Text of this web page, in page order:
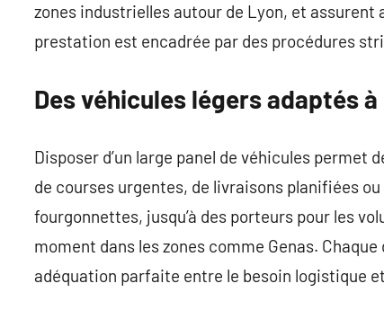
zones industrielles autour de Lyon, et assurent
prestation est encadrée par des procédures
Des véhicules légers adaptés
Disposer d’un large panel de véhicules permet
de courses urgentes, de livraisons planifiées
fourgonnettes, jusqu’à des porteurs pour les
moment dans les zones comme Genas.
adéquation parfaite entre le besoin logistique